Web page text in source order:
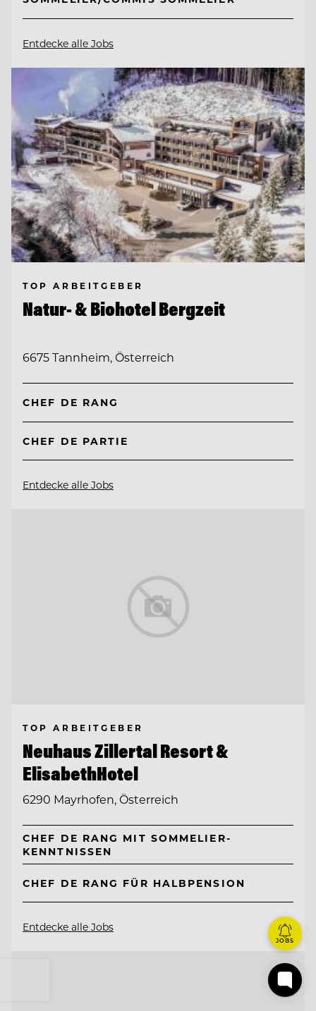
Entdecke alle Jobs
TOP ARBEITGEBER
Natur- & Biohotel Bergzeit
6675 Tannheim, Österreich
CHEF DE RANG
CHEF DE PARTIE
Entdecke alle Jobs
TOP ARBEITGEBER
Neuhaus Zillertal Resort &
ElisabethHotel
6290 Mayrhofen, Österreich
CHEF DE RANG MIT SOMMELIER-
KENNTNISSEN
CHEF DE RANG FÜR HALBPENSION
Entdecke alle Jobs
JOBS